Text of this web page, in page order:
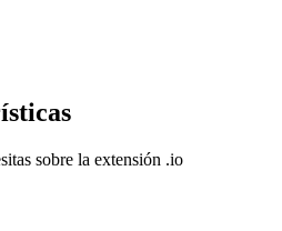
sobre la extensión .io